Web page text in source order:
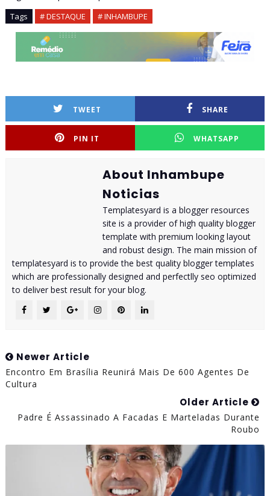
Tags # DESTAQUE # INHAMBUPE
TWEET SHARE
PIN IT WHATSAPP
About Inhambupe
Noticias
Templatesyard is a blogger resources
site is a provider of high quality blogger
template with premium looking layout
and robust design. The main mission of
templatesyard is to provide the best quality blogger templates
which are professionally designed and perfectlly seo optimized
to deliver best result for your blog.
Newer Article
Encontro Em Brasília Reunirá Mais De 600 Agentes De
Cultura
Older Article
Padre É Assassinado A Facadas E Marteladas Durante
Roubo